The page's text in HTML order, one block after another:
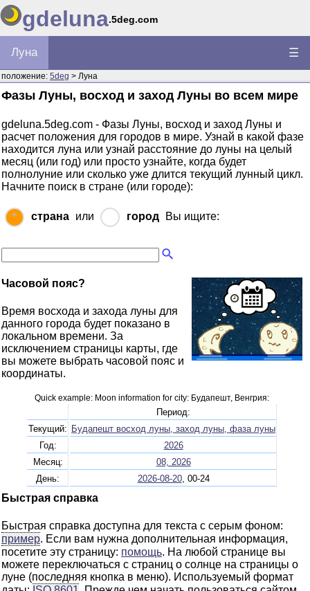
gdeluna.5deg.com
Луна ☰
положение: 5deg > Луна
Фазы Луны, восход и заход Луны во всем мире
gdeluna.5deg.com - Фазы Луны, восход и заход Луны и
расчет положения для городов в мире. Узнай в какой фазе
находится луна или узнай расстояние до луны на целый
месяц (или год) или просто узнайте, когда будет
полнолуние или сколько уже длится текущий лунный цикл.
Начните поиск в стране (или городе):
страна или город Вы ищите:
Часовой пояс?
Время восхода и захода луны для
данного города будет показано в
локальном времени. За
исключением страницы карты, где
вы можете выбрать часовой пояс и
координаты.
Quick example: Moon information for city: Будапешт, Венгрия:
Период:
Текущий: Будапешт восход луны, заход луны, фаза луны
Год:
2026
Месяц:
08, 2026
День:
2026-08-20, 00-24
Быстрая справка
Быстрая справка доступна для текста с серым фоном:
пример. Если вам нужна дополнительная информация,
посетите эту страницу: помощь. На любой странице вы
можете переключаться с страниц о солнце на страницы о
луне (последняя кнопка в меню). Используемый формат